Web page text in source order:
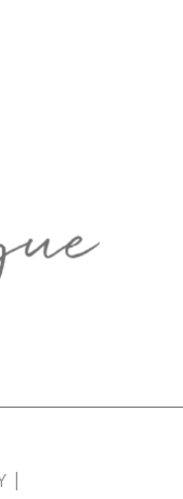
|